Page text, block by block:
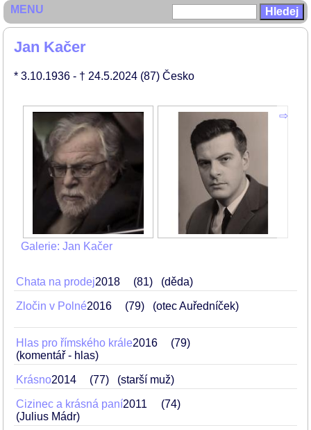
Jan Kačer
* 3.10.1936 - † 24.5.2024 (87) Česko
Galerie: Jan Kačer
Chata na prodej2018 81 (děda)
Zločin v Polné2016 79 (otec Auředníček)
Hlas pro římského krále2016
79
(komentář - hlas)
Krásno2014 77 (starší muž)
Cizinec a krásná paní2011
74
(Julius Mádr)
MENU